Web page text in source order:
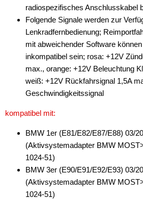
Radioblenden
Radioeinbausets
Radiorahmen
SD-Adapter
Stromversorgung
Subwoofer-Zubehör
USB-Adapter
Verstärker-Zubehör
Vorverstärkeradapter
Wechsler-Zubehör
radiospezifisches Anschlusskabel
Folgende Signale werden zur
Lenkradfernbedienung;
mit abweichender Software
inkompatibel sein; rosa: +12V
max., orange: +12V Beleuchtung
weiß: +12V Rückfahrsignal 1,5A
Geschwindigkeitssignal
kompatibel mit:
BMW 1er (E81/E82/E87/E88) 03/
(Aktivsystemadapter BMW
1024-51)
BMW 3er (E90/E91/E92/E93) 03/
(Aktivsystemadapter BMW
1024-51)